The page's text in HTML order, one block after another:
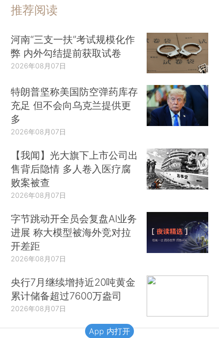
推荐阅读
河南“三支一扶”考试规模化作
弊 内外勾结提前获取试卷
2026年08月07日
特朗普坚称美国防空弹药库存
充足 但不会向乌克兰提供更
多
2026年08月07日
【我闻】光大旗下上市公司出
售背后隐情 多人卷入医疗腐
败案被查
2026年08月07日
字节跳动开全员会复盘AI业务
进展 称大模型被海外竞对拉
开差距
2026年08月07日
央行7月继续增持近20吨黄金
累计储备超过7600万盎司
2026年08月07日
App 内打开